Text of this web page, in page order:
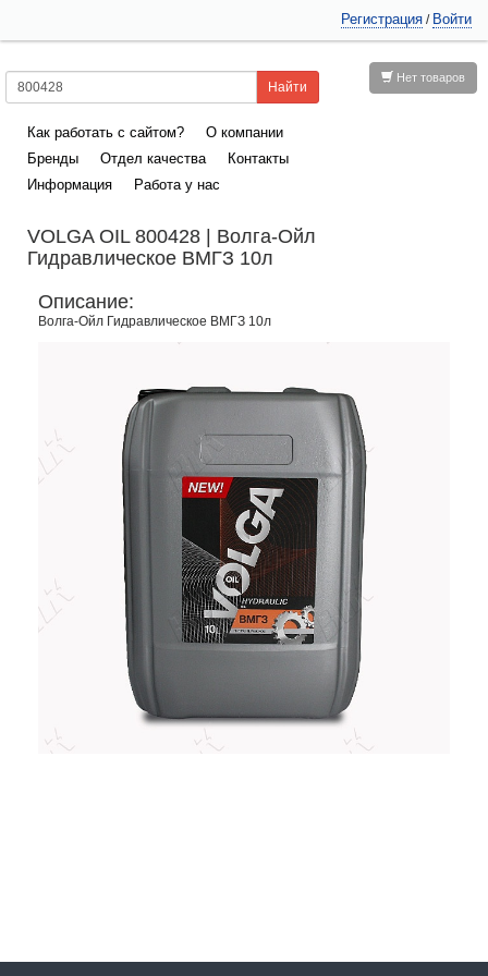
Регистрация / Войти
Нет товаров
Как работать с сайтом?
О компании
Бренды
Отдел качества
Контакты
Информация
Работа у нас
VOLGA OIL 800428 | Волга-Ойл
Гидравлическое ВМГЗ 10л
Описание:
Волга-Ойл Гидравлическое ВМГЗ 10л